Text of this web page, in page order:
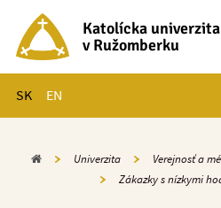
Katolícka univerzita
v Ružomberku
SK EN
Hlavné menu
Domov Univerzita Verejnosť a
Zákazky s nízkymi